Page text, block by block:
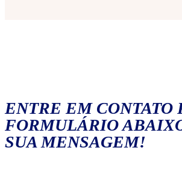
ENTRE EM CONTATO
FORMULÁRIO
SUA MENSAGEM!